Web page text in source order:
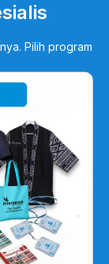
Pilih program